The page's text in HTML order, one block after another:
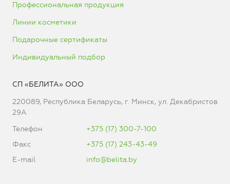
Профессиональная продукция
Линии косметики
Подарочные сертификаты
Индивидуальный подбор
СП «БЕЛИТА» ООО
220089, Республика Беларусь, г. Минск, ул. Декабристов
29А
Телефон
+375 (17) 300-7-100
Факс
+375 (17) 243-43-49
E-mail
info@belita.by